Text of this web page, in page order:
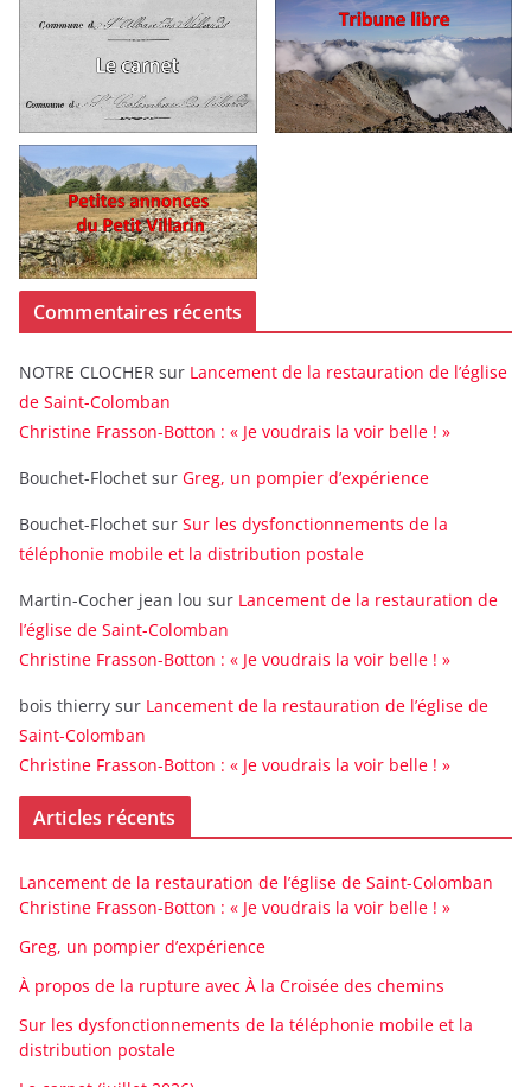
Commentaires récents
NOTRE CLOCHER sur Lancement de la restauration de l’église
de Saint-Colomban
Christine Frasson-Botton : « Je voudrais la voir belle ! »
Bouchet-Flochet sur Greg, un pompier d’expérience
Bouchet-Flochet sur Sur les dysfonctionnements de la
téléphonie mobile et la distribution postale
Martin-Cocher jean lou sur Lancement de la restauration de
l’église de Saint-Colomban
Christine Frasson-Botton : « Je voudrais la voir belle ! »
bois thierry sur Lancement de la restauration de l’église de
Saint-Colomban
Christine Frasson-Botton : « Je voudrais la voir belle ! »
Articles récents
Lancement de la restauration de l’église de Saint-Colomban
Christine Frasson-Botton : « Je voudrais la voir belle ! »
Greg, un pompier d’expérience
À propos de la rupture avec À la Croisée des chemins
Sur les dysfonctionnements de la téléphonie mobile et la
distribution postale